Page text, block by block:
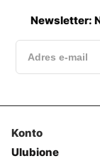
Newsletter:
Konto
Ulubione